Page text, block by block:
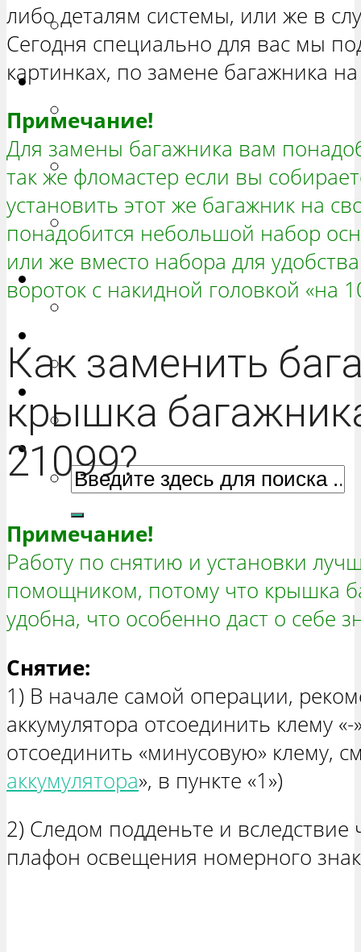
РЕМОНТ ВАЗ 2172 «ПРИОРА
ХЕТЧБЭК»
Нива
РЕМОНТ ВАЗ 21213 «НИВА
ТРЕХ-ДВЕРНАЯ»
ВАЗ 21214 «НИВА ТРЕХ-
ДВЕРНАЯ»
РЕМОНТ ВАЗ 2131 «НИВА
ЧЕТЫРЕХ-ДВЕРНАЯ»
Гранта
РЕМОНТ ВАЗ 2190 «ГРАНТА»
РЕМОНТ ВАЗ 1111 «ОКА»
РЕМОНТ ЛАДА ЛАРГУС
либо деталям системы, или же в
Сегодня специально для вас мы
картинках, по замене багажника
Примечание!
Для замены багажника вам
так же фломастер если вы
установить этот же багажник на
понадобится небольшой набор
или же вместо набора для
вороток с накидной головкой «на
Как заменить
крышка
21099?
Примечание!
Работу по снятию и установки
помощником, потому что крышка
удобна, что особенно даст о себе
Снятие:
1) В начале самой операции,
аккумулятора отсоединить клему
отсоединить «минусовую» клему,
аккумулятора», в пункте «1»)
2) Следом подденьте и вследствие
плафон освещения номерного